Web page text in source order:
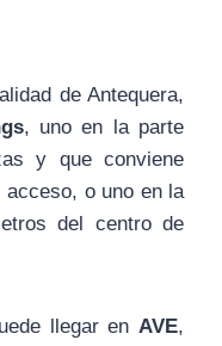
de Antequera,
, uno en la parte
y que conviene
acceso, o uno en la
del centro de
llegar en AVE,